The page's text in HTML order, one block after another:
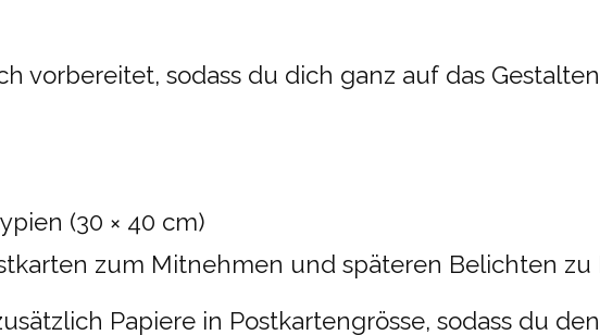
vorbereitet, sodass du dich ganz auf das
(30 × 40 cm)
zum Mitnehmen und späteren Belichten zu
Papiere in Postkartengrösse, sodass du